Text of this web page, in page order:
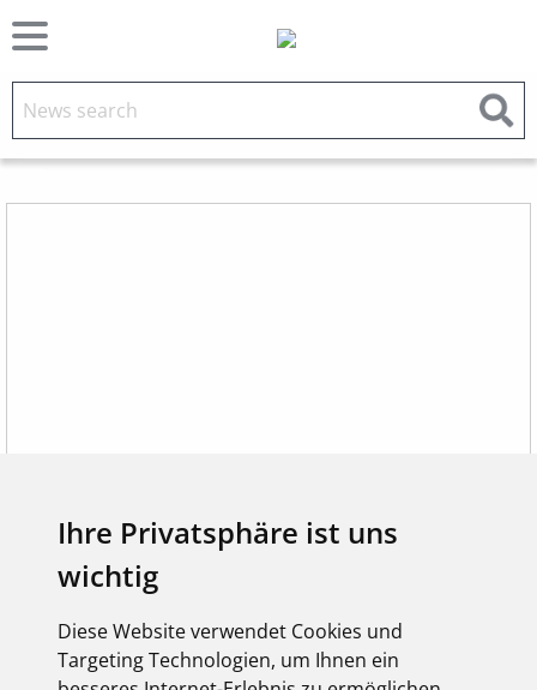
Ihre Privatsphäre ist uns
wichtig
Diese Website verwendet Cookies und
Targeting Technologien, um Ihnen ein
HANDWERKER / PARTNER
Dokumentationen